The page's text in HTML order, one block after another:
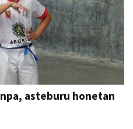
asteburu honetan